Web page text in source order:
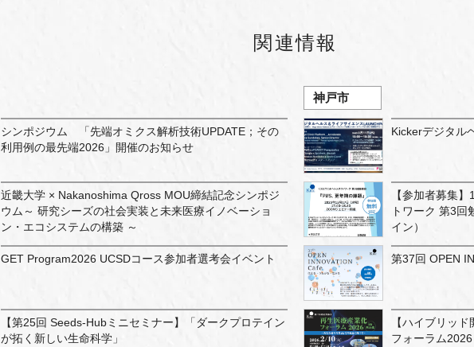
関連情報
シンポジウム 「先端オミクス解析技術UPDATE；その
利用例の最先端2026」開催のお知らせ
近畿大学 × Nakanoshima Qross MOU締結記念シンポジ
ウム～ 研究シーズの社会実装と未来医療イノベーショ
ン・エコシステムの構築 ～
GET Program2026 UCSDコース参加者選考会イベント
【第25回 Seeds-Hubミニセミナー】「ダークプロテイン
が拓く新しい生命科学」
神戸市
Kickerデジタル
【参加者募集
トワーク 第3回
イン）
第37回 OPEN
【ハイブリッ
フォーラム